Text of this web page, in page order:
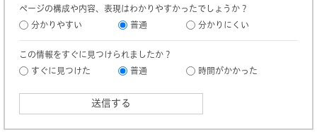
ページの構成や内容、表現はわかりやすかったでしょうか？
分かりやすい
普通 分かりにくい
この情報をすぐに見つけられましたか？
すぐに見つけた
普通 時間がかかった